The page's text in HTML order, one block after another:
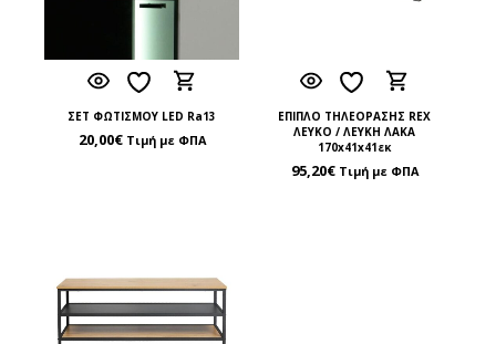
ΣΕΤ ΦΩΤΙΣΜΟΥ LED Ra13
20,00€ Τιμή με ΦΠΑ
ΕΠΙΠΛΟ ΤΗΛΕΟΡΑΣΗΣ REX
ΛΕΥΚΟ / ΛΕΥΚΗ ΛΑΚΑ
170x41x41εκ
95,20€ Τιμή με ΦΠΑ